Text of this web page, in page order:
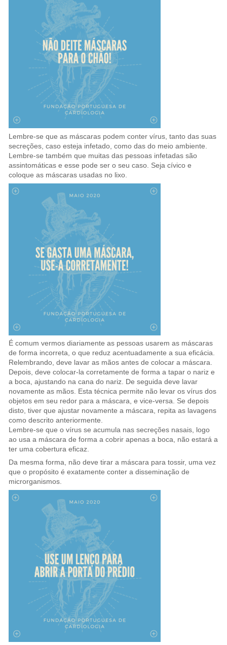
Lembre-se que as máscaras podem conter vírus, tanto das suas
secreções, caso esteja infetado, como das do meio ambiente.
Lembre-se também que muitas das pessoas infetadas são
assintomáticas e esse pode ser o seu caso. Seja cívico e
coloque as máscaras usadas no lixo.
É comum vermos diariamente as pessoas usarem as máscaras
de forma incorreta, o que reduz acentuadamente a sua eficácia.
Relembrando, deve lavar as mãos antes de colocar a máscara.
Depois, deve colocar-la corretamente de forma a tapar o nariz e
a boca, ajustando na cana do nariz. De seguida deve lavar
novamente as mãos. Esta técnica permite não levar os vírus dos
objetos em seu redor para a máscara, e vice-versa. Se depois
disto, tiver que ajustar novamente a máscara, repita as lavagens
como descrito anteriormente.
Lembre-se que o vírus se acumula nas secreções nasais, logo
ao usa a máscara de forma a cobrir apenas a boca, não estará a
ter uma cobertura eficaz.
Da mesma forma, não deve tirar a máscara para tossir, uma vez
que o propósito é exatamente conter a disseminação de
microrganismos.